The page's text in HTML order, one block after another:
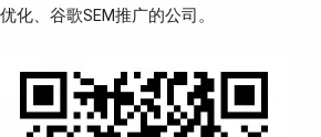
优化、谷歌SEM推广的公司。